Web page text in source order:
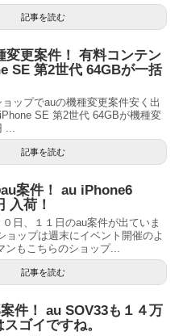
記事を読む
変更案件！ 有料コンテン
SE 第2世代 64GBが一括
ップでauの機種変更案件安く出
SE 第2世代 64GBが機種変
...
記事を読む
案件！ au iPhone6
入荷！
日、１１日のau案件が出ていま
ョップは週末にイベント開催のよ
ンもこちらのショップ...
記事を読む
件！ au SOV33も１４万
ゴイですね。